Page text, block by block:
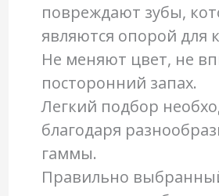
повреждают зубы,
являются опорой для
Не меняют цвет, не
посторонний запах.
Легкий подбор
благодаря
гаммы.
Правильно